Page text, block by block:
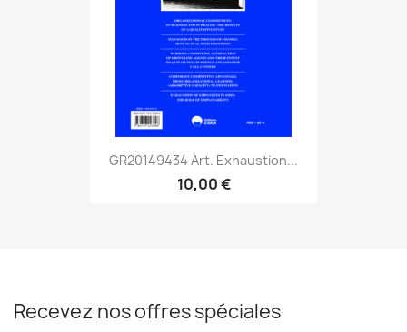
GR20149434 Art. Exhaustion...
10,00 €
Recevez nos offres spéciales